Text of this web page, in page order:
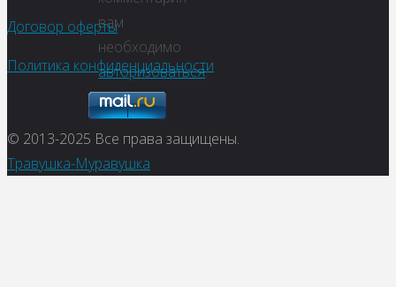
вам
необходимо
авторизоваться.
Договор оферты
Политика конфиденциальности
© 2013-2025 Все права защищены.
Травушка-Муравушка